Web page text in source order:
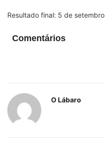
Resultado final: 5 de setembro
Comentários
O Lábaro